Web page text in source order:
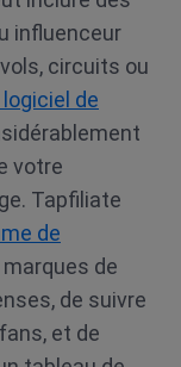
influenceur
circuits ou
logiciel de
votre
Tapfiliate
de
de
de suivre
et de